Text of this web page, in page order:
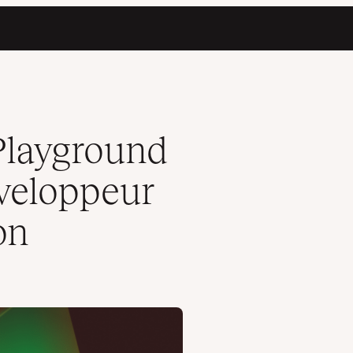
l’expérimentation